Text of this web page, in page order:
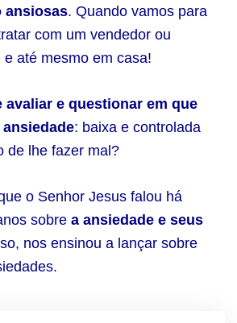
ansiosas. Quando vamos para
com um vendedor ou
até mesmo em casa!
avaliar e questionar em que
: baixa e controlada
de lhe fazer mal?
o Senhor Jesus falou há
sobre a ansiedade e seus
nos ensinou a lançar sobre